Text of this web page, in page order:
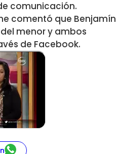
comunicación.
comentó que Benjamín
menor y ambos
de Facebook.